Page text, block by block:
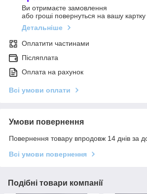
Ви отримаєте замовлення
або гроші повернуться на вашу картку
Детальніше
Оплатити частинами
Післяплата
Оплата на рахунок
Всі умови оплати
Умови повернення
Повернення товару впродовж 14 днів за
Всі умови повернення
Подібні товари компанії